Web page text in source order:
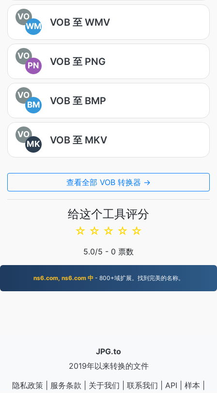
VO
WM
VOB 至 WMV
VO
PN
VOB 至 PNG
VO
BM
VOB 至 BMP
VO
MK
VOB 至 MKV
查看全部 VOB 转换器 →
给这个工具评分
☆
☆
☆
☆
☆
5.0/5 - 0 票数
ns6.com, ns6.com 中 - 800+域扩展。找到完美的名称。
JPG.to
2019年以来转换的文件
隐私政策
服务条款 关于我们 联系我们 API 样本